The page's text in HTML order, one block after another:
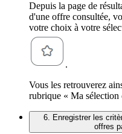
Depuis la page de
d'une offre consultée,
votre choix à votre
.
Vous les retrouverez
rubrique « Ma sélection
6. Enregistrer les
offres